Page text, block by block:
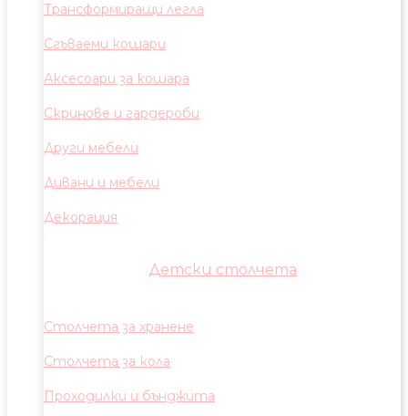
Трансформиращи легла
Сгъваеми кошари
Аксесоари за кошара
Скринове и гардероби
Други мебели
Дивани и мебели
Декорация
Детски столчета
Столчета за хранене
Столчета за кола
Проходилки и бънджита